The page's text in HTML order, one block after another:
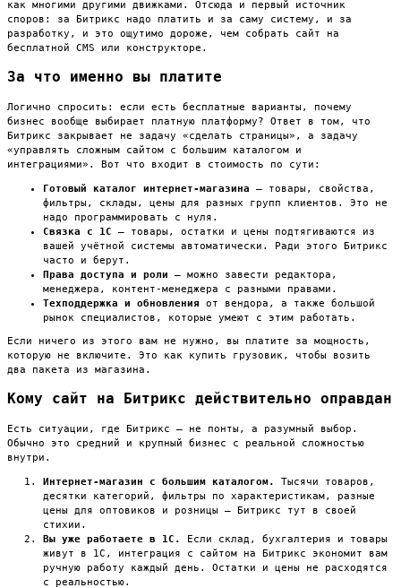
как многими другими движками. Отсюда и первый источник
споров: за Битрикс надо платить и за саму систему, и за
разработку, и это ощутимо дороже, чем собрать сайт на
бесплатной CMS или конструкторе.
За что именно вы платите
Логично спросить: если есть бесплатные варианты, почему
бизнес вообще выбирает платную платформу? Ответ в том, что
Битрикс закрывает не задачу «сделать страницы», а задачу
«управлять сложным сайтом с большим каталогом и
интеграциями». Вот что входит в стоимость по сути:
Готовый каталог интернет-магазина — товары, свойства,
фильтры, склады, цены для разных групп клиентов. Это не
надо программировать с нуля.
Связка с 1С — товары, остатки и цены подтягиваются из
вашей учётной системы автоматически. Ради этого Битрикс
часто и берут.
Права доступа и роли — можно завести редактора,
менеджера, контент-менеджера с разными правами.
Техподдержка и обновления от вендора, а также большой
рынок специалистов, которые умеют с этим работать.
Если ничего из этого вам не нужно, вы платите за мощность,
которую не включите. Это как купить грузовик, чтобы возить
два пакета из магазина.
Кому сайт на Битрикс действительно оправдан
Есть ситуации, где Битрикс — не понты, а разумный выбор.
Обычно это средний и крупный бизнес с реальной сложностью
внутри.
Интернет-магазин с большим каталогом.
Тысячи товаров,
десятки категорий, фильтры по характеристикам, разные
цены для оптовиков и розницы — Битрикс тут в своей
стихии.
Вы уже работаете в 1С.
Если склад, бухгалтерия и товары
живут в 1С, интеграция с сайтом на Битрикс экономит вам
ручную работу каждый день. Остатки и цены не расходятся
с реальностью.